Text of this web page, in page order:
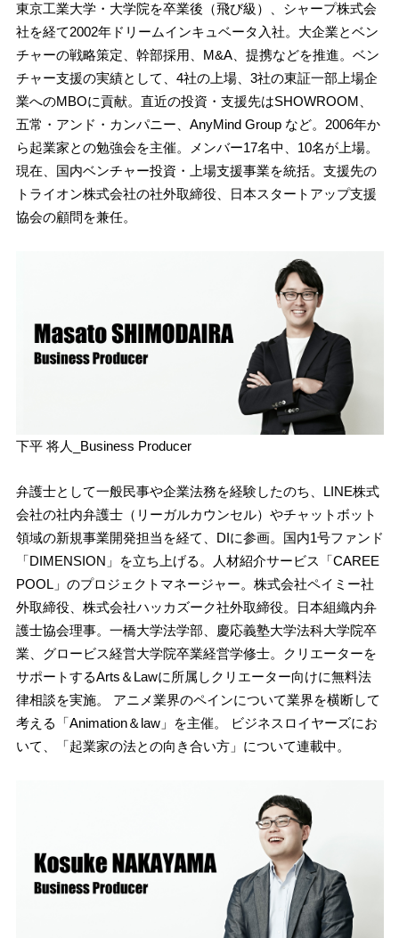
東京工業大学・大学院を卒業後（飛び級）、シャープ株式会
社を経て2002年ドリームインキュベータ入社。大企業とベン
チャーの戦略策定、幹部採用、M&A、提携などを推進。ベン
チャー支援の実績として、4社の上場、3社の東証一部上場企
業へのMBOに貢献。直近の投資・支援先はSHOWROOM、
五常・アンド・カンパニー、AnyMind Group など。2006年か
ら起業家との勉強会を主催。メンバー17名中、10名が上場。
現在、国内ベンチャー投資・上場支援事業を統括。支援先の
トライオン株式会社の社外取締役、日本スタートアップ支援
協会の顧問を兼任。
下平 将人_Business Producer
弁護士として一般民事や企業法務を経験したのち、LINE株式
会社の社内弁護士（リーガルカウンセル）やチャットボット
領域の新規事業開発担当を経て、DIに参画。国内1号ファンド
「DIMENSION」を立ち上げる。人材紹介サービス「CAREE
POOL」のプロジェクトマネージャー。株式会社ペイミー社
外取締役、株式会社ハッカズーク社外取締役。日本組織内弁
護士協会理事。一橋大学法学部、慶応義塾大学法科大学院卒
業、グロービス経営大学院卒業経営学修士。クリエーターを
サポートするArts＆Lawに所属しクリエーター向けに無料法
律相談を実施。 アニメ業界のペインについて業界を横断して
考える「Animation＆law」を主催。 ビジネスロイヤーズにお
いて、「起業家の法との向き合い方」について連載中。